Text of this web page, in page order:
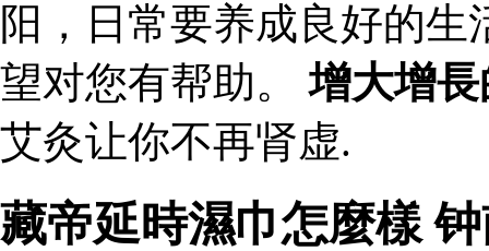
阳，日常要养成良好的
望对您有帮助。增大增
艾灸让你不再肾虚.
藏帝延時濕巾怎麼樣